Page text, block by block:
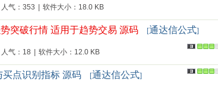
人气：353 软件大小：18.0 KB
突破行情 适用于趋势交易 源码 [通达信公式]
人气：18 软件大小：12.0 KB
点识别指标 源码 [通达信公式]